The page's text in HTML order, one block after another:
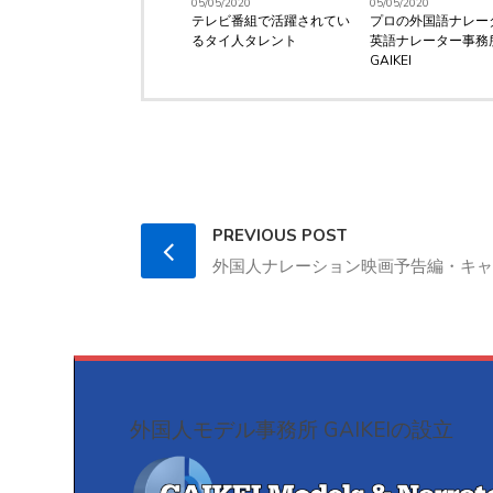
05/05/2020
テレビ番組で活躍されてい
るタイ人タレント
05/05/2020
プロの外国語ナレー
英語ナレーター事務
GAIKEI
PREVIOUS POST
外国人ナレーション映画予告編・キ
外国人モデル事務所 GAIKEIの設立